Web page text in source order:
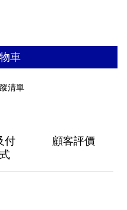
車
清單
付
顧客評價